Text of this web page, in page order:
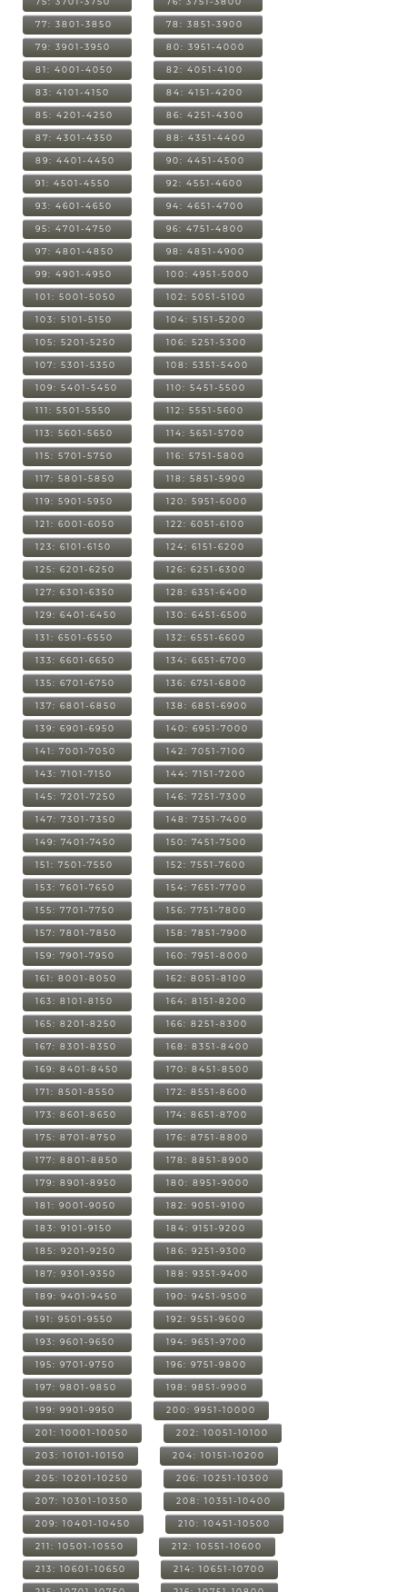
77: 3801-3850 78: 3851-3900
79: 3901-3950 80: 3951-4000
81: 4001-4050 82: 4051-4100
83: 4101-4150 84: 4151-4200
85: 4201-4250 86: 4251-4300
87: 4301-4350 88: 4351-4400
89: 4401-4450 90: 4451-4500
91: 4501-4550 92: 4551-4600
93: 4601-4650 94: 4651-4700
95: 4701-4750 96: 4751-4800
97: 4801-4850 98: 4851-4900
99: 4901-4950 100: 4951-5000
101: 5001-5050 102: 5051-5100
103: 5101-5150 104: 5151-5200
105: 5201-5250 106: 5251-5300
107: 5301-5350 108: 5351-5400
109: 5401-5450 110: 5451-5500
111: 5501-5550 112: 5551-5600
113: 5601-5650 114: 5651-5700
115: 5701-5750 116: 5751-5800
117: 5801-5850 118: 5851-5900
119: 5901-5950 120: 5951-6000
121: 6001-6050 122: 6051-6100
123: 6101-6150 124: 6151-6200
125: 6201-6250 126: 6251-6300
127: 6301-6350 128: 6351-6400
129: 6401-6450 130: 6451-6500
131: 6501-6550 132: 6551-6600
133: 6601-6650 134: 6651-6700
135: 6701-6750 136: 6751-6800
137: 6801-6850 138: 6851-6900
139: 6901-6950 140: 6951-7000
141: 7001-7050 142: 7051-7100
143: 7101-7150 144: 7151-7200
145: 7201-7250 146: 7251-7300
147: 7301-7350 148: 7351-7400
149: 7401-7450 150: 7451-7500
151: 7501-7550 152: 7551-7600
153: 7601-7650 154: 7651-7700
155: 7701-7750 156: 7751-7800
157: 7801-7850 158: 7851-7900
159: 7901-7950 160: 7951-8000
161: 8001-8050 162: 8051-8100
163: 8101-8150 164: 8151-8200
165: 8201-8250 166: 8251-8300
167: 8301-8350 168: 8351-8400
169: 8401-8450 170: 8451-8500
171: 8501-8550 172: 8551-8600
173: 8601-8650 174: 8651-8700
175: 8701-8750 176: 8751-8800
177: 8801-8850 178: 8851-8900
179: 8901-8950 180: 8951-9000
181: 9001-9050 182: 9051-9100
183: 9101-9150 184: 9151-9200
185: 9201-9250 186: 9251-9300
187: 9301-9350 188: 9351-9400
189: 9401-9450 190: 9451-9500
191: 9501-9550 192: 9551-9600
193: 9601-9650 194: 9651-9700
195: 9701-9750 196: 9751-9800
197: 9801-9850 198: 9851-9900
199: 9901-9950 200: 9951-10000
201: 10001-10050 202: 10051-10100
203: 10101-10150 204: 10151-10200
205: 10201-10250 206: 10251-10300
207: 10301-10350 208: 10351-10400
209: 10401-10450 210: 10451-10500
211: 10501-10550 212: 10551-10600
213: 10601-10650 214: 10651-10700